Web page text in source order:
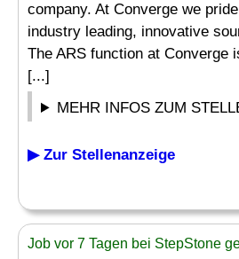
company. At Converge we
industry leading, innovative
The ARS function at Converge
[...]
MEHR INFOS ZUM
▶ Zur Stellenanzeige
Job vor 7 Tagen bei StepStone